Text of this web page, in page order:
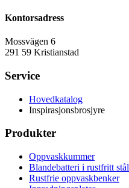
Kontorsadress
Mossvägen 6
291 59 Kristianstad
Service
Hovedkatalog
Inspirasjonsbrosjyre
Produkter
Oppvaskkummer
Blandebatteri i rustfritt stål
Rustfrie oppvaskbenker